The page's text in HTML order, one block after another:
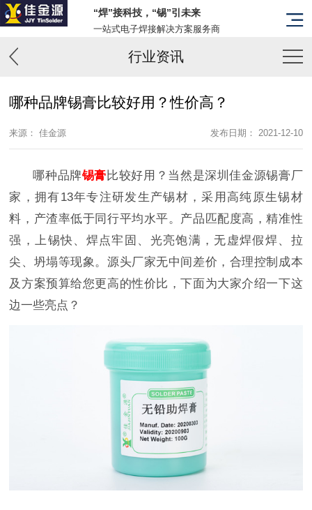
“焊”接科技，“锡”引未来
一站式电子焊接解决方案服务商
行业资讯
哪种品牌锡膏比较好用？性价高？
来源： 佳金源 发布日期： 2021-12-10
哪种品牌锡膏 比较好用？当然是深圳佳金源锡膏厂
家，拥有13年专注研发生产锡材，采用高纯原生锡材
料，产渣率低于同行平均水平。产品匹配度高，精准性
强，上锡快、焊点牢固、光亮饱满，无虚焊假焊、拉
尖、坍塌等现象。源头厂家无中间差价，合理控制成本
及方案预算给您更高的性价比，下面为大家介绍一下这
边一些亮点？